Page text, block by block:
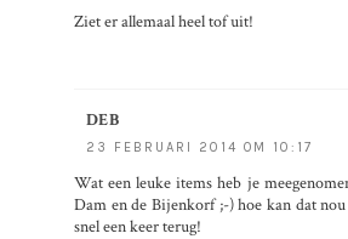
Ziet er allemaal heel tof uit!
DEB
23 FEBRUARI 2014 OM 10:17
Wat een leuke items heb je
Dam en de Bijenkorf ;-) hoe kan dat
snel een keer terug!